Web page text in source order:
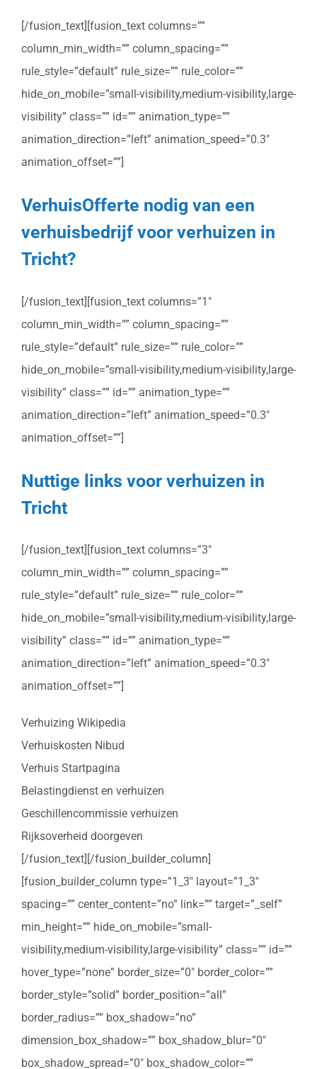
[/fusion_text][fusion_text columns=””
column_min_width=”” column_spacing=””
rule_style=”default” rule_size=”” rule_color=””
hide_on_mobile=”small-visibility,medium-visibility,large-
visibility” class=”” id=”” animation_type=””
animation_direction=”left” animation_speed=”0.3″
animation_offset=””]
VerhuisOfferte nodig van een
verhuisbedrijf voor verhuizen in
Tricht?
[/fusion_text][fusion_text columns=”1″
column_min_width=”” column_spacing=””
rule_style=”default” rule_size=”” rule_color=””
hide_on_mobile=”small-visibility,medium-visibility,large-
visibility” class=”” id=”” animation_type=””
animation_direction=”left” animation_speed=”0.3″
animation_offset=””]
Nuttige links voor verhuizen in
Tricht
[/fusion_text][fusion_text columns=”3″
column_min_width=”” column_spacing=””
rule_style=”default” rule_size=”” rule_color=””
hide_on_mobile=”small-visibility,medium-visibility,large-
visibility” class=”” id=”” animation_type=””
animation_direction=”left” animation_speed=”0.3″
animation_offset=””]
Verhuizing Wikipedia
Verhuiskosten Nibud
Verhuis Startpagina
Belastingdienst en verhuizen
Geschillencommissie verhuizen
Rijksoverheid doorgeven
[/fusion_text][/fusion_builder_column]
[fusion_builder_column type=”1_3″ layout=”1_3″
spacing=”” center_content=”no” link=”” target=”_self”
min_height=”” hide_on_mobile=”small-
visibility,medium-visibility,large-visibility” class=”” id=””
hover_type=”none” border_size=”0″ border_color=””
border_style=”solid” border_position=”all”
border_radius=”” box_shadow=”no”
dimension_box_shadow=”” box_shadow_blur=”0″
box_shadow_spread=”0″ box_shadow_color=””